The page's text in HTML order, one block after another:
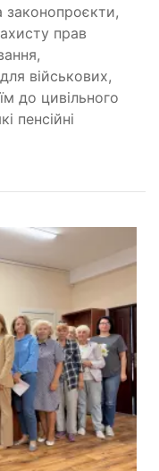
законопроєкти,
прав
військових,
до цивільного
пенсійні